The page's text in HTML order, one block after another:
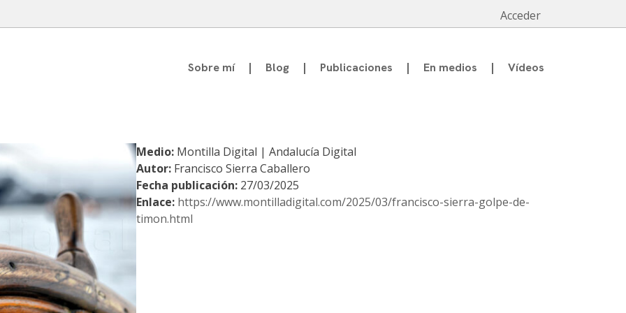
Acceder
Sobre mí Blog Publicaciones En medios Vídeos
Medio: Montilla Digital | Andalucía Digital
Autor: Francisco Sierra Caballero
Fecha publicación: 27/03/2025
Enlace: https://www.montilladigital.com/2025/03/francisco-sierra-golpe-de-
timon.html